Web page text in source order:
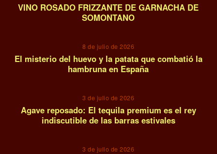
VINO ROSADO FRIZZANTE DE GARNACHA DE
SOMONTANO
8 de julio de 2026
El misterio del huevo y la patata que combatió la
hambruna en España
3 de julio de 2026
Agave reposado: El tequila premium es el rey
indiscutible de las barras estivales
3 de julio de 2026